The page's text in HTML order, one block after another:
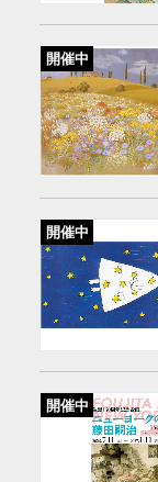
開催中
開催中
開催中